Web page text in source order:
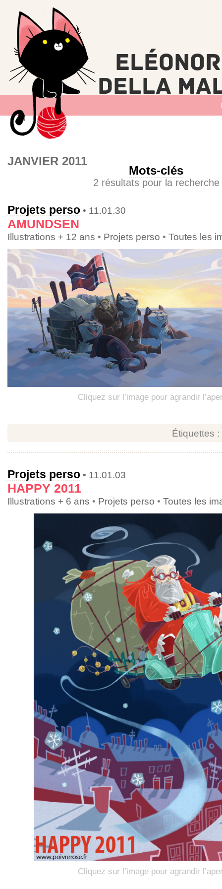
JANVIER 2011
Mots-clés
2 résultats pour la recherche
Projets perso • 11.01.30
AMUNDSEN
Illustrations + 12 ans • Projets perso • Toutes les
Cliquez sur l’image pour agrandir
Étiquettes :
Projets perso • 11.01.03
HAPPY 2011
Illustrations + 6 ans • Projets perso • Toutes les
Cliquez sur l’image pour agrandir